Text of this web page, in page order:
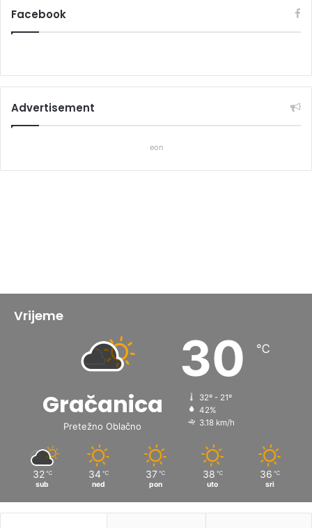
Facebook
Advertisement
eon
Vrijeme
Gračanica
Pretežno Oblačno
30 ℃
32º - 21º
42%
3.18 km/h
32 ℃
sub
34 ℃
ned
37 ℃
pon
38 ℃
uto
36 ℃
sri